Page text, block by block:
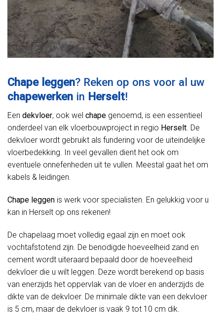
Chape leggen? Reken op ons voor al uw
chapewerken in Herselt!
Een dekvloer, ook wel chape genoemd, is een essentieel
onderdeel van elk vloerbouwproject in regio Herselt. De
dekvloer wordt gebruikt als fundering voor de uiteindelijke
vloerbedekking. In veel gevallen dient het ook om
eventuele onnefenheden uit te vullen. Meestal gaat het om
kabels & leidingen.
Chape leggen is werk voor specialisten. En gelukkig voor u
kan in Herselt op ons rekenen!
De chapelaag moet volledig egaal zijn en moet ook
vochtafstotend zijn. De benodigde hoeveelheid zand en
cement wordt uiteraard bepaald door de hoeveelheid
dekvloer die u wilt leggen. Deze wordt berekend op basis
van enerzijds het oppervlak van de vloer en anderzijds de
dikte van de dekvloer. De minimale dikte van een dekvloer
is 5 cm, maar de dekvloer is vaak 9 tot 10 cm dik.